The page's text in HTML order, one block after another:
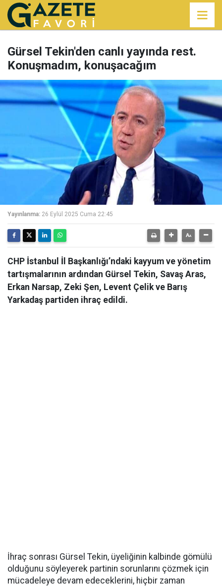
Gürsel Tekin'den canlı yayında rest.
Konuşmadım, konuşacağım
Yayınlanma: 26 Eylül 2025 Cuma 22:45
CHP İstanbul İl Başkanlığı’ndaki kayyum ve yönetim
tartışmalarının ardından Gürsel Tekin, Savaş Aras,
Erkan Narsap, Zeki Şen, Levent Çelik ve Barış
Yarkadaş partiden ihraç edildi.
İhraç sonrası Gürsel Tekin, üyeliğinin kalbinde gömülü
olduğunu söyleyerek partinin sorunlarını çözmek için
mücadeleye devam edeceklerini, hiçbir zaman